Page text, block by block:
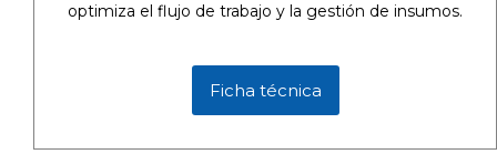
optimiza el flujo de trabajo y la gestión de insumos.
Ficha técnica